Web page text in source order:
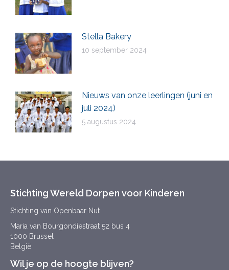
Stella Bakery
10 september 2024
Nieuws van onze leerlingen (juni en
juli 2024)
5 augustus 2024
Stichting Wereld Dorpen voor Kinderen
Stichting van Openbaar Nut
Maria van Bourgondiëstraat 52 bus 4
1000 Brussel
België
Wil je op de hoogte blijven?